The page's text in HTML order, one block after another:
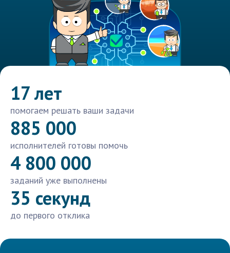
17 лет
помогаем решать ваши задачи
885 000
исполнителей готовы помочь
4 800 000
заданий уже выполнены
35 секунд
до первого отклика